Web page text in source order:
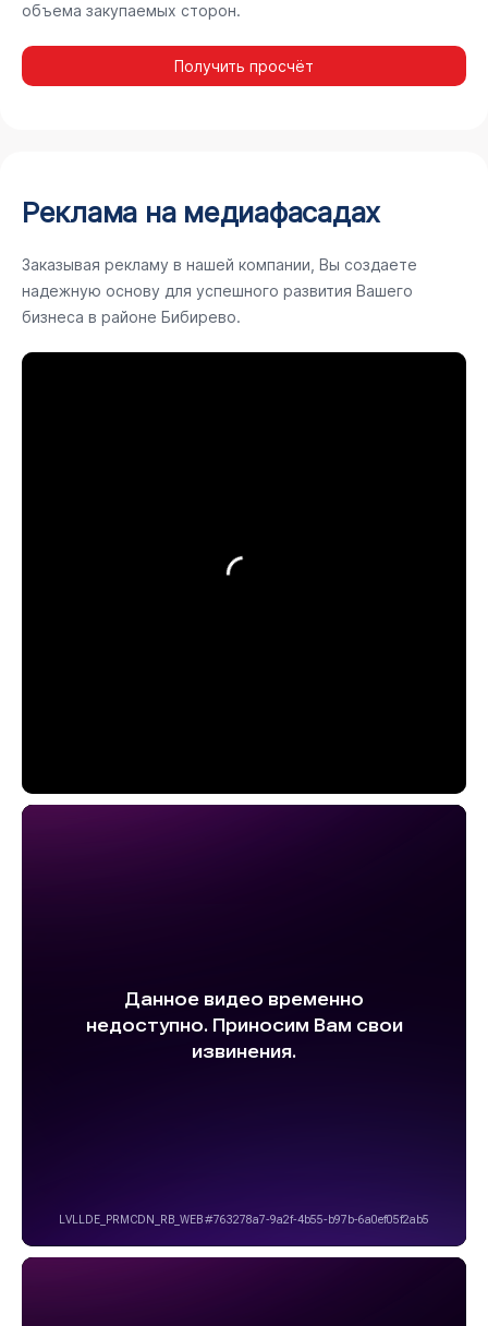
объема закупаемых сторон.
Получить просчёт
Реклама на медиафасадах
Заказывая рекламу в нашей компании, Вы создаете
надежную основу для успешного развития Вашего
бизнеса в районе Бибирево.